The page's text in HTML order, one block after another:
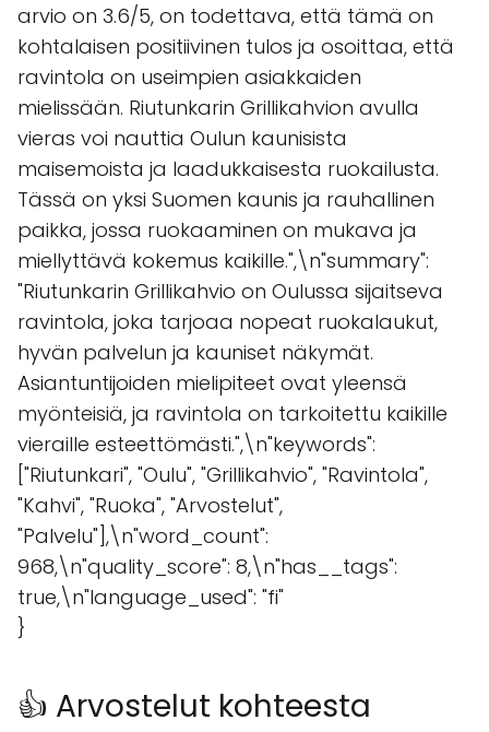
arvio on 3.6/5, on todettava, että tämä on
kohtalaisen positiivinen tulos ja osoittaa, että
ravintola on useimpien asiakkaiden
mielissään. Riutunkarin Grillikahvion avulla
vieras voi nauttia Oulun kaunisista
maisemoista ja laadukkaisesta ruokailusta.
Tässä on yksi Suomen kaunis ja rauhallinen
paikka, jossa ruokaaminen on mukava ja
miellyttävä kokemus kaikille.",\n"summary":
"Riutunkarin Grillikahvio on Oulussa sijaitseva
ravintola, joka tarjoaa nopeat ruokalaukut,
hyvän palvelun ja kauniset näkymät.
Asiantuntijoiden mielipiteet ovat yleensä
myönteisiä, ja ravintola on tarkoitettu kaikille
vieraille esteettömästi.",\n"keywords":
["Riutunkari", "Oulu", "Grillikahvio", "Ravintola",
"Kahvi", "Ruoka", "Arvostelut",
"Palvelu"],\n"word_count":
968,\n"quality_score": 8,\n"has__tags":
true,\n"language_used": "fi"
}
👍 Arvostelut kohteesta